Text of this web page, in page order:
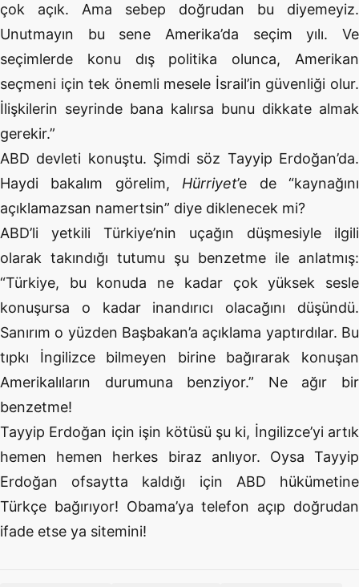
çok açık. Ama sebep doğrudan bu diyemeyiz.
Unutmayın bu sene Amerika’da seçim yılı. Ve
seçimlerde konu dış politika olunca, Amerikan
seçmeni için tek önemli mesele İsrail’in güvenliği olur.
İlişkilerin seyrinde bana kalırsa bunu dikkate almak
gerekir.”
ABD devleti konuştu. Şimdi söz Tayyip Erdoğan’da.
Haydi bakalım görelim, Hürriyet’e de “kaynağını
açıklamazsan namertsin” diye diklenecek mi?
ABD’li yetkili Türkiye’nin uçağın düşmesiyle ilgili
olarak takındığı tutumu şu benzetme ile anlatmış:
“Türkiye, bu konuda ne kadar çok yüksek sesle
konuşursa o kadar inandırıcı olacağını düşündü.
Sanırım o yüzden Başbakan’a açıklama yaptırdılar. Bu
tıpkı İngilizce bilmeyen birine bağırarak konuşan
Amerikalıların durumuna benziyor.” Ne ağır bir
benzetme!
Tayyip Erdoğan için işin kötüsü şu ki, İngilizce’yi artık
hemen hemen herkes biraz anlıyor. Oysa Tayyip
Erdoğan ofsaytta kaldığı için ABD hükümetine
Türkçe bağırıyor! Obama’ya telefon açıp doğrudan
ifade etse ya sitemini!